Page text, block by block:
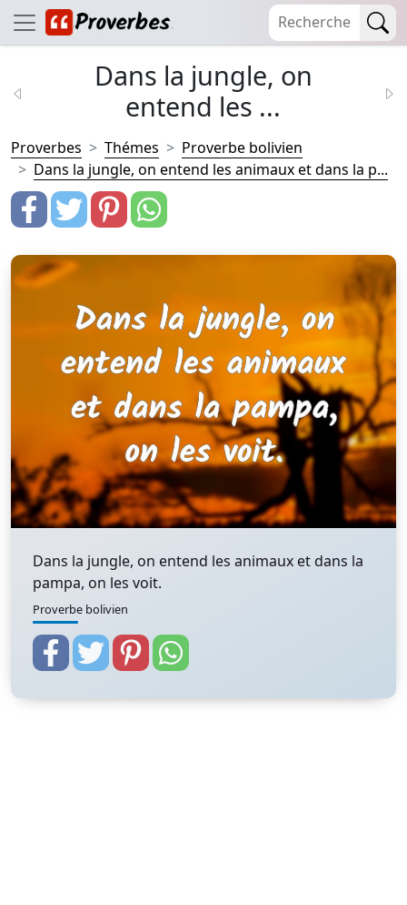
Dans la jungle, on
entend les ...
Proverbes Thémes
Proverbe bolivien
Dans la jungle, on entend les animaux et dans la p...
Dans la jungle, on entend les animaux et dans la
pampa, on les voit.
Proverbe bolivien